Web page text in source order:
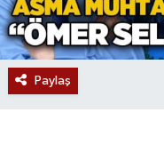
Paylaş
Eğitim
Ekonomi
Genel